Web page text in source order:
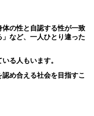
の性と自認する性が一致
など、一人ひとり違った
る人もいます。
め合える社会を目指すこ